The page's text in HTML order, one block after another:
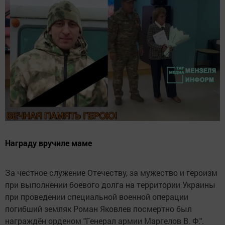
Награду вручиле маме
За честное служение Отечеству, за мужество и героизм
при выполнении боевого долга на территории Украины
при проведении специальной военной операции
погибший земляк Роман Яковлев посмертно был
награждён орденом "Генерал армии Маргелов В. Ф.".